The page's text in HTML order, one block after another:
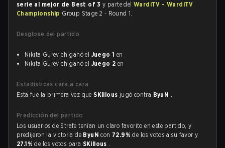
serie al mejor de Best of 3y parte delWardiTV - WardiTV
Championship Group Stage 2 - Round 1.
Desglose del partido
Nikita Gurevich ganó el Juego 1 en
Nikita Gurevich ganó el Juego 2 en
Estadísticas cara a cara
Esta fue la primera vez queSKillous jugó contra ByuN .
Predicción del partido
Los usuarios de Strafe tenían un claro favorito en este partido, y
predijeron la victoria de ByuNcon 72.9%de los votos a su favor y
27.1%de los votos para SKillous .